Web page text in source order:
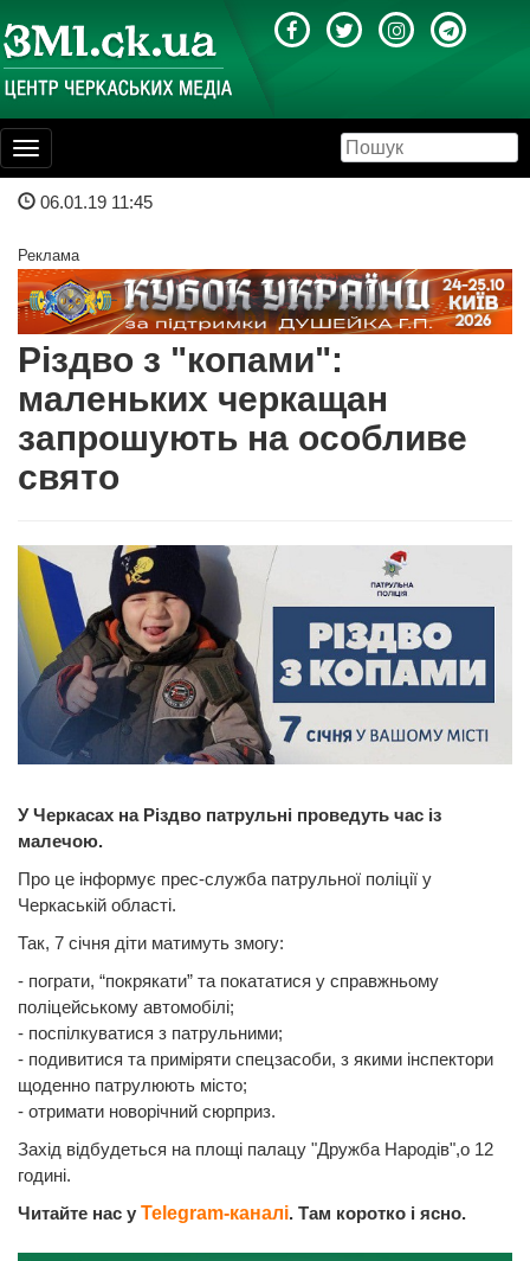
Toggle
navigation
06.01.19 11:45
Реклама
Різдво з "копами":
маленьких черкащан
запрошують на особливе
свято
У Черкасах на Різдво патрульні проведуть час із
малечою.
Про це інформує прес-служба патрульної поліції у
Черкаській області.
Так, 7 січня діти матимуть змогу:
- пограти, “покрякати” та покататися у справжньому
поліцейському автомобілі;
- поспілкуватися з патрульними;
- подивитися та приміряти спецзасоби, з якими інспектори
щоденно патрулюють місто;
- отримати новорічний сюрприз.
Захід відбудеться на площі палацу "Дружба Народів",о 12
годині.
Читайте нас у Telegram-каналі. Там коротко і ясно.